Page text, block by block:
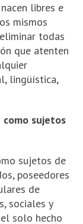
libres e
mismos
todas
que atenten
lingüística,
sujetos
sujetos de
poseedores
de
sociales y
solo hecho